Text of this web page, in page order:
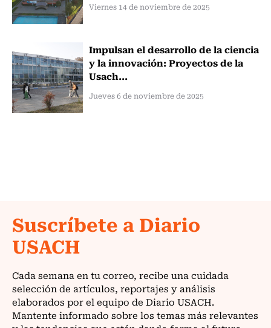
Viernes 14 de noviembre de 2025
Impulsan el desarrollo de la ciencia
y la innovación: Proyectos de la
Usach...
Jueves 6 de noviembre de 2025